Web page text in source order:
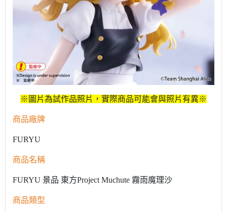
※圖片為試作品照片，實際商品可能會與照片有異※
商品廠牌
FURYU
商品名稱
FURYU 景品 東方Project Muchute 霧雨魔理沙
商品類型